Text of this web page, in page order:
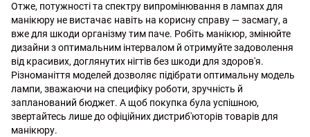
Отже, потужності та спектру випромінювання в лампах для
манікюру не вистачає навіть на корисну справу — засмагу, а
вже для шкоди організму тим паче. Робіть манікюр, змінюйте
дизайни з оптимальним інтервалом й отримуйте задоволення
від красивих, доглянутих нігтів без шкоди для здоров'я.
Різноманіття моделей дозволяє підібрати оптимальну модель
лампи, зважаючи на специфіку роботи, зручність й
запланований бюджет. А щоб покупка була успішною,
звертайтесь лише до офіційних дистриб'юторів товарів для
манікюру.